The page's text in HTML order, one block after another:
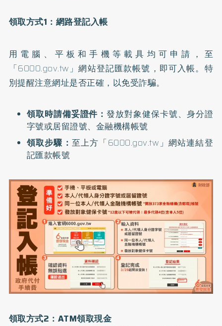
領取方式1：網路登記入帳
用電腦、平板和手機等載具均可申請，至
「6000.gov.tw」網站登記匯款帳號，即可入帳。特
別提醒注意網址是否正確，以免受詐騙。
領取時請備妥證件：發放對象健保卡號、身分證
字號或居留證號、金融機構帳號
領取步驟： 至上方「6000.gov.tw」網站連結登
記匯款帳號
領取方式2：ATM領取現金